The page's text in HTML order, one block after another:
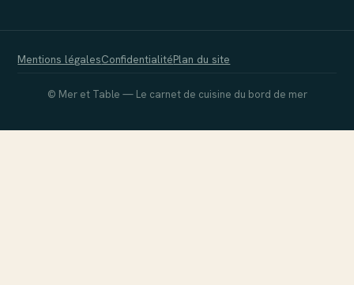
Mentions légalesConfidentialitéPlan du site
© Mer et Table — Le carnet de cuisine du bord de mer